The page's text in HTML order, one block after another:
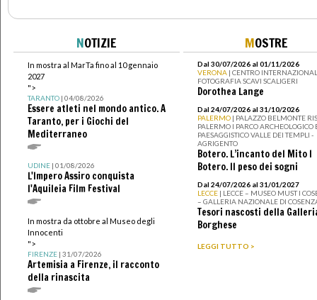
NOTIZIE
In mostra al MarTa fino al 10 gennaio
2027
">
TARANTO| 04/08/2026
Essere atleti nel mondo antico. A
Taranto, per i Giochi del
Mediterraneo
UDINE| 01/08/2026
L'Impero Assiro conquista
l'Aquileia Film Festival
In mostra da ottobre al Museo degli
Innocenti
">
FIRENZE| 31/07/2026
Artemisia a Firenze, il racconto
della rinascita
MOSTRE
Dal 30/07/2026 al 01/11/2026
VERONA | CENTRO
FOTOGRAFIA SCAVI SCALIGERI
Dorothea Lange
Dal 24/07/2026 al 31/10/2026
PALERMO | PALAZZO BELMONTE
PALERMO I PARCO ARCHEOLOGICO
PAESAGGISTICO VALLE DEI TEMPLI -
AGRIGENTO
Botero. L’incanto del Mito I
Botero. Il peso dei sogni
Dal 24/07/2026 al 31/01/2027
LECCE | LECCE – MUSEO MUST I
– GALLERIA NAZIONALE DI
Tesori nascosti della
Borghese
LEGGI TUTTO >